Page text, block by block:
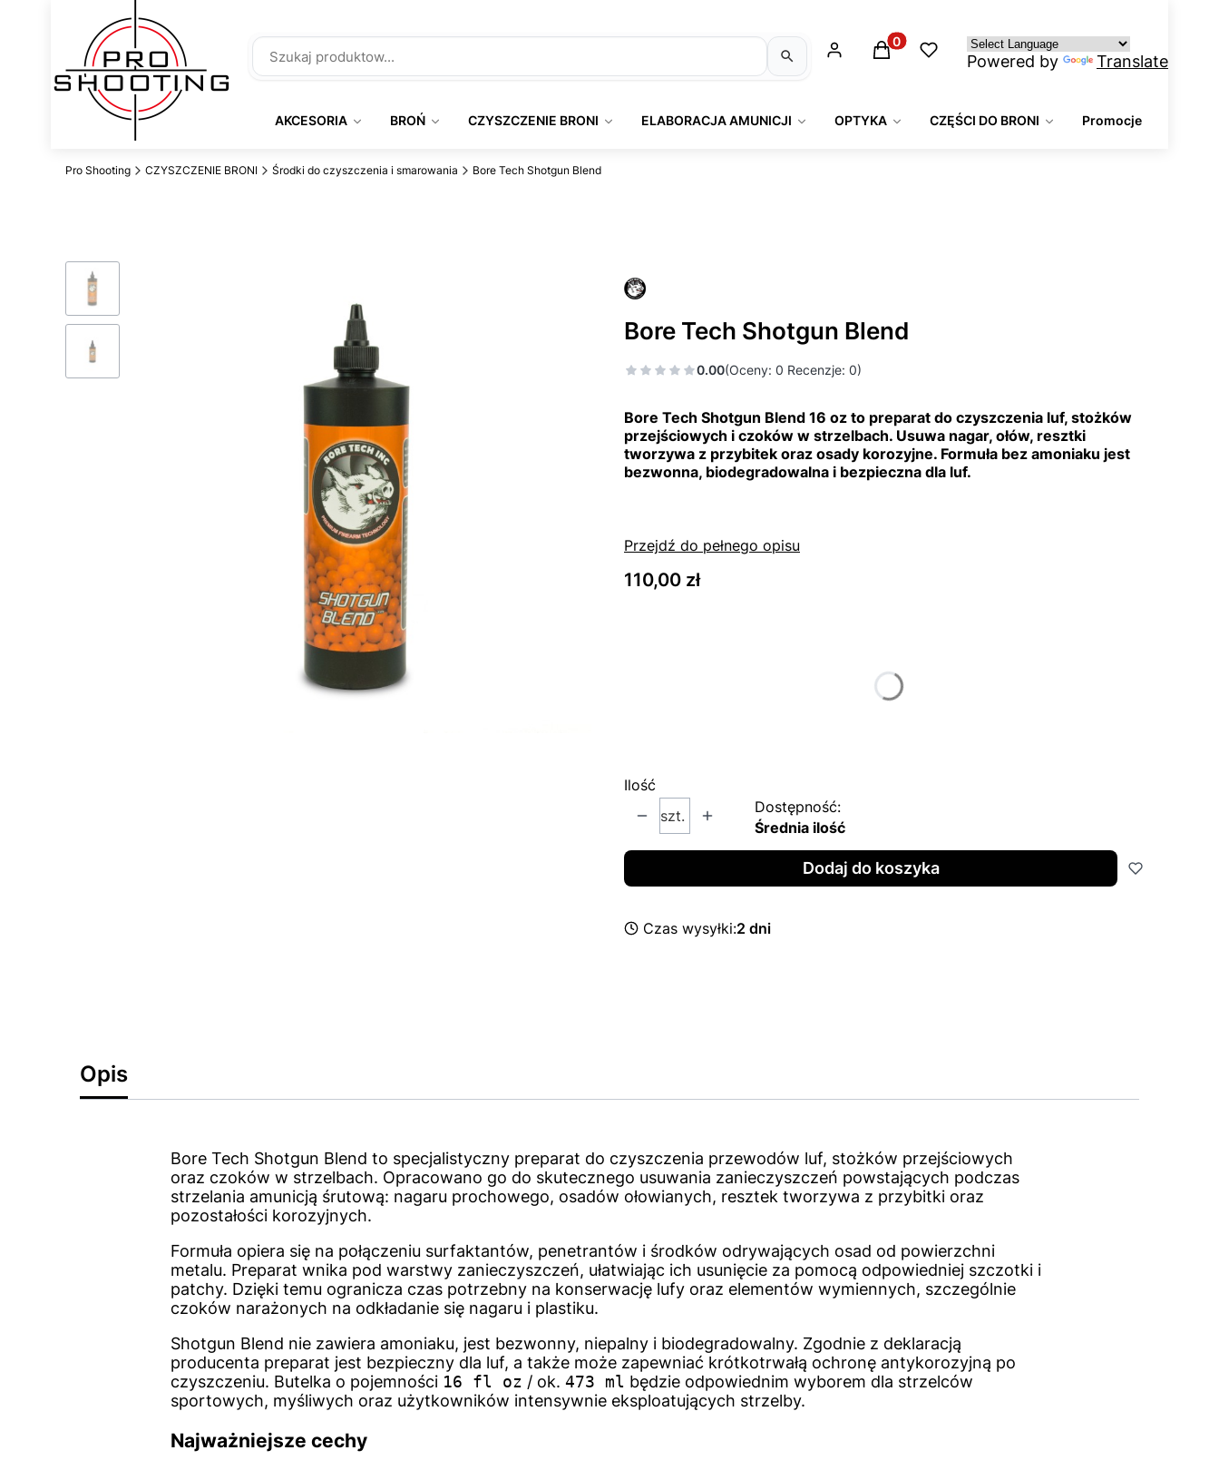
Produkty w koszyku: 0. Zobacz szczegóły
Powered by Translate
AKCESORIA BROŃ CZYSZCZENIE BRONI ELABORACJA AMUNICJI OPTYKA CZĘŚCI DO BRONI Promocje
Pro Shooting CZYSZCZENIE BRONI Środki do czyszczenia i smarowania Bore Tech Shotgun Blend
Bore Tech Shotgun Blend
0.00(Oceny: 0 Recenzje: 0)
Bore Tech Shotgun Blend 16 oz to preparat do czyszczenia luf, stożków
przejściowych i czoków w strzelbach. Usuwa nagar, ołów, resztki
tworzywa z przybitek oraz osady korozyjne. Formuła bez amoniaku jest
bezwonna, biodegradowalna i bezpieczna dla luf.
Przejdź do pełnego opisu
Cena
110,00 zł
Ilość
szt.
Dostępność:
Średnia ilość
Dodaj do koszyka
Czas wysyłki:2 dni
Opis
Bore Tech Shotgun Blend to specjalistyczny preparat do czyszczenia przewodów luf, stożków przejściowych
oraz czoków w strzelbach. Opracowano go do skutecznego usuwania zanieczyszczeń powstających podczas
strzelania amunicją śrutową: nagaru prochowego, osadów ołowianych, resztek tworzywa z przybitki oraz
pozostałości korozyjnych.
Formuła opiera się na połączeniu surfaktantów, penetrantów i środków odrywających osad od powierzchni
metalu. Preparat wnika pod warstwy zanieczyszczeń, ułatwiając ich usunięcie za pomocą odpowiedniej szczotki i
patchy. Dzięki temu ogranicza czas potrzebny na konserwację lufy oraz elementów wymiennych, szczególnie
czoków narażonych na odkładanie się nagaru i plastiku.
Shotgun Blend nie zawiera amoniaku, jest bezwonny, niepalny i biodegradowalny. Zgodnie z deklaracją
producenta preparat jest bezpieczny dla luf, a także może zapewniać krótkotrwałą ochronę antykorozyjną po
czyszczeniu. Butelka o pojemności 16 fl oz / ok. 473 ml będzie odpowiednim wyborem dla strzelców
sportowych, myśliwych oraz użytkowników intensywnie eksploatujących strzelby.
Najważniejsze cechy